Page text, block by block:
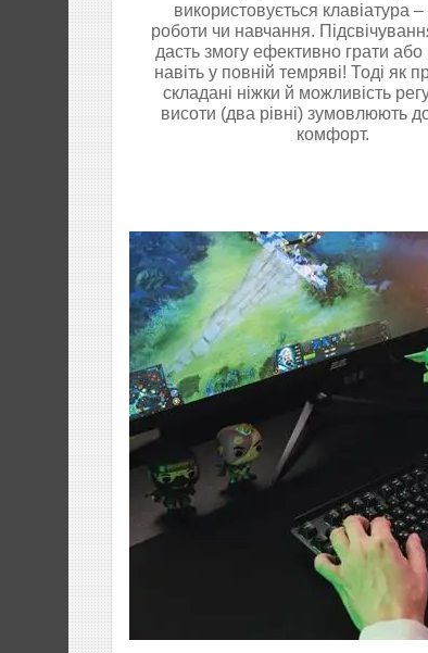
використовується клавіатура
роботи чи навчання.
дасть змогу ефективно грати або
навіть у повній темряві! Тоді як
складані ніжки й можливість
висоти (два рівні) зумовлюють
комфорт.